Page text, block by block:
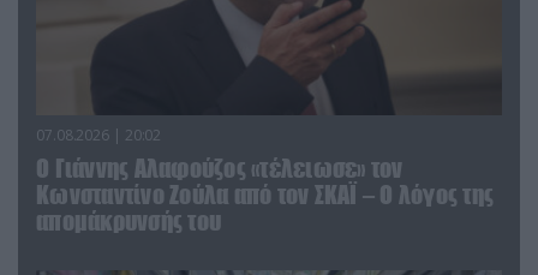
07.08.2026 | 20:02
Ο Γιάννης Αλαφούζος «τέλειωσε» τον
Κωνσταντίνο Ζούλα από τον ΣΚΑΪ – Ο λόγος της
απομάκρυνσής του